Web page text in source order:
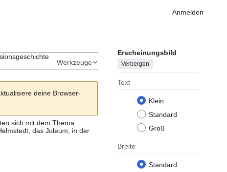
Anmelden
Werkzeuge
Erscheinungsbild
Verbergen
Text
Klein
Standard
Groß
Breite
Standard
deine Browser-
sich mit dem Thema
, das Juleum, in der